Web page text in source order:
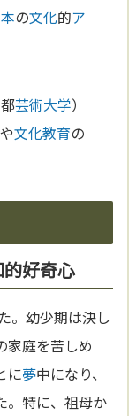
本の文化的ア
芸術大学）
や文化教育の
好奇心
。幼少期は決し
家庭を苦しめ
に夢中になり、
。特に、祖母か